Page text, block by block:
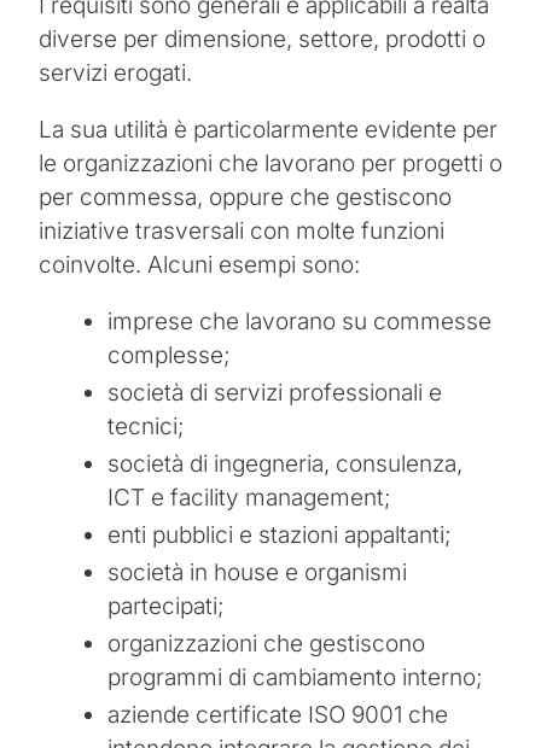
I requisiti sono generali e applicabili a realtà
diverse per dimensione, settore, prodotti o
servizi erogati.
La sua utilità è particolarmente evidente per
le organizzazioni che lavorano per progetti o
per commessa, oppure che gestiscono
iniziative trasversali con molte funzioni
coinvolte. Alcuni esempi sono:
imprese che lavorano su commesse
complesse;
società di servizi professionali e
tecnici;
società di ingegneria, consulenza,
ICT e facility management;
enti pubblici e stazioni appaltanti;
società in house e organismi
partecipati;
organizzazioni che gestiscono
programmi di cambiamento interno;
aziende certificate ISO 9001 che